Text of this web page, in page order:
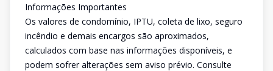
Informações Importantes
Os valores de condomínio, IPTU, coleta de lixo, seguro
incêndio e demais encargos são aproximados,
calculados com base nas informações disponíveis, e
podem sofrer alterações sem aviso prévio. Consulte